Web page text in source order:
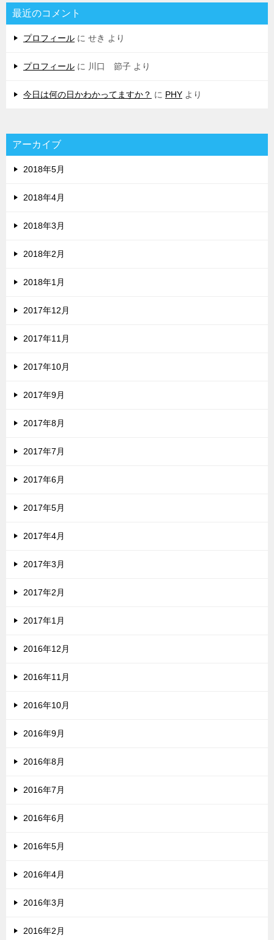
最近のコメント
プロフィール に せき より
プロフィール に 川口 節子 より
今日は何の日かわかってますか？ に PHY より
アーカイブ
2018年5月
2018年4月
2018年3月
2018年2月
2018年1月
2017年12月
2017年11月
2017年10月
2017年9月
2017年8月
2017年7月
2017年6月
2017年5月
2017年4月
2017年3月
2017年2月
2017年1月
2016年12月
2016年11月
2016年10月
2016年9月
2016年8月
2016年7月
2016年6月
2016年5月
2016年4月
2016年3月
2016年2月